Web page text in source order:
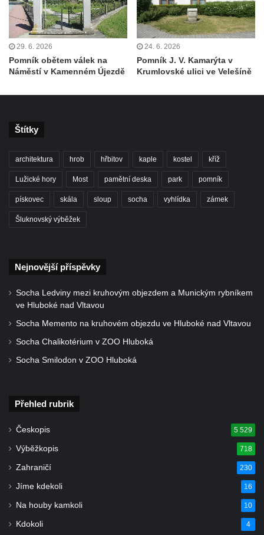
Hrob Jiřího Kasala na hřbitově v Dubé
Pomník padlým rudoarmějcům na hřbitově
v Dubé
Pomník obětem 2. světové války v Dubé
Hrob Rudolfa Hovorky na hřbitově ve
Velkém Šenově
Hrob Ondreje Gurina na hřbitově ve Velkém
Velkém Šenově
Velkém Šenově
Kenotaf Gerharda Poschera na hřbitově ve
kostelem svatého Bartoloměje ve Velkém
Kenotaf Václava Liprta na hřbitově v
Cítolibech
Kenotaf Františka Malypetra na hřbitově v
Cítolibech
Hrob Derbákových na hřbitově v Cítolibech
Hrob Františka Morkera na hřbitově v
29. 6. 2026
Pomník obětem válek na
Náměstí v Kamenném Újezdě
24. 6. 2026
Pomník J. V. Kamarýta v
Krumlovské ulici ve Velešíně
Štítky
architektura hrob hřbitov kaple kostel kříž
Lužické hory Most pamětní deska park pomník
pískovec skála sloup socha vyhlídka zámek
Šluknovský výběžek
Nejnovější příspěvky
Socha Ledviny mezi kruhovým objezdem a Munickým rybníkem
ve Hluboké nad Vltavou
Socha Memento na kruhovém objezdu ve Hluboké nad Vltavou
Socha Chalikotérium v ZOO Hluboká
Socha Smilodon v ZOO Hluboká
Přehled rubrik
Českopis 5 529
Výběžkopis 718
Zahraničí 230
Jíme kdekoli 16
Na houby kamkoli 10
Kdokoli 4